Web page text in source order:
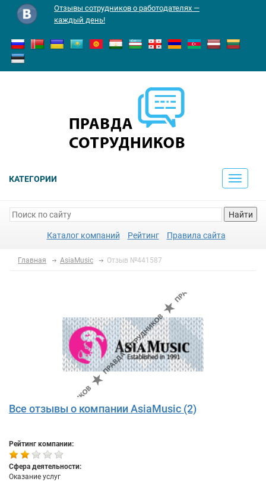
Отзывы сотрудников о работодателях —
каждый день!
КАТЕГОРИИ
Toggle
Найти
Каталог компаний Рейтинг Правила сайта
Главная AsiaMusic Отзыв №441587
Все отзывы о компании AsiaMusic (2)
Рейтинг компании:
Сфера деятельности:
Оказание услуг